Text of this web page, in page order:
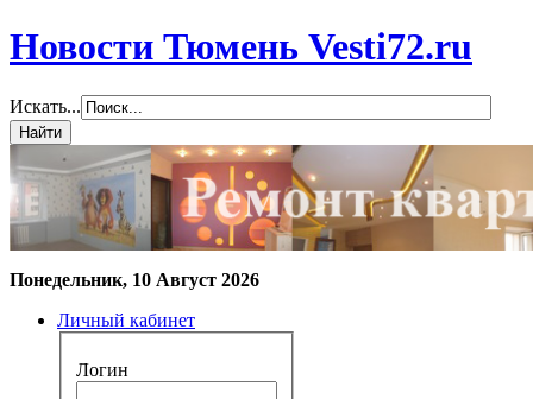
Новости Тюмень Vesti72.ru
Искать...
Понедельник, 10 Август 2026
Личный кабинет
Логин